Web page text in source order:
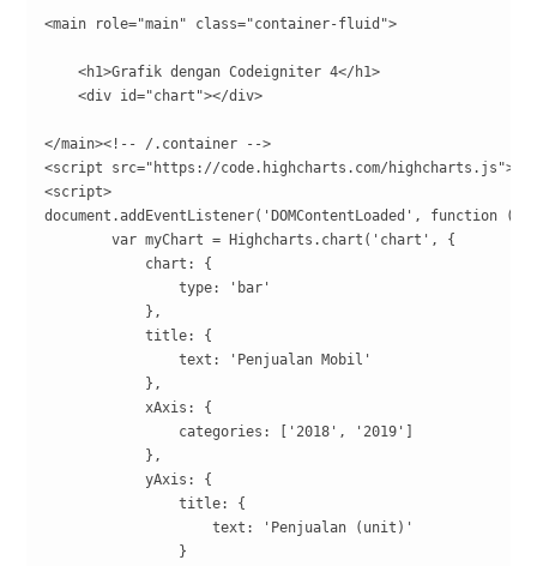
<main role="main" class="container-fluid">
    <h1>Grafik dengan Codeigniter 4</h1>
    <div id="chart"></div>
</main><!-- /.container -->
<script src="https://code.highcharts.com/highcharts.js"></
<script>
document.addEventListener('DOMContentLoaded', function ()
        var myChart = Highcharts.chart('chart', {
            chart: {
                type: 'bar'
            },
            title: {
                text: 'Penjualan Mobil'
            },
            xAxis: {
                categories: ['2018', '2019']
            },
            yAxis: {
                title: {
                    text: 'Penjualan (unit)'
                }